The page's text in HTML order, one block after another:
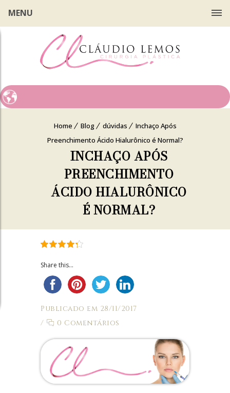
MENU
Home Blog dúvidas
Inchaço Após
Preenchimento Ácido Hialurônico é Normal?
INCHAÇO APÓS
PREENCHIMENTO
ÁCIDO HIALURÔNICO
É NORMAL?
Share this...
Publicado em 28/11/2017
/
0 Comentários